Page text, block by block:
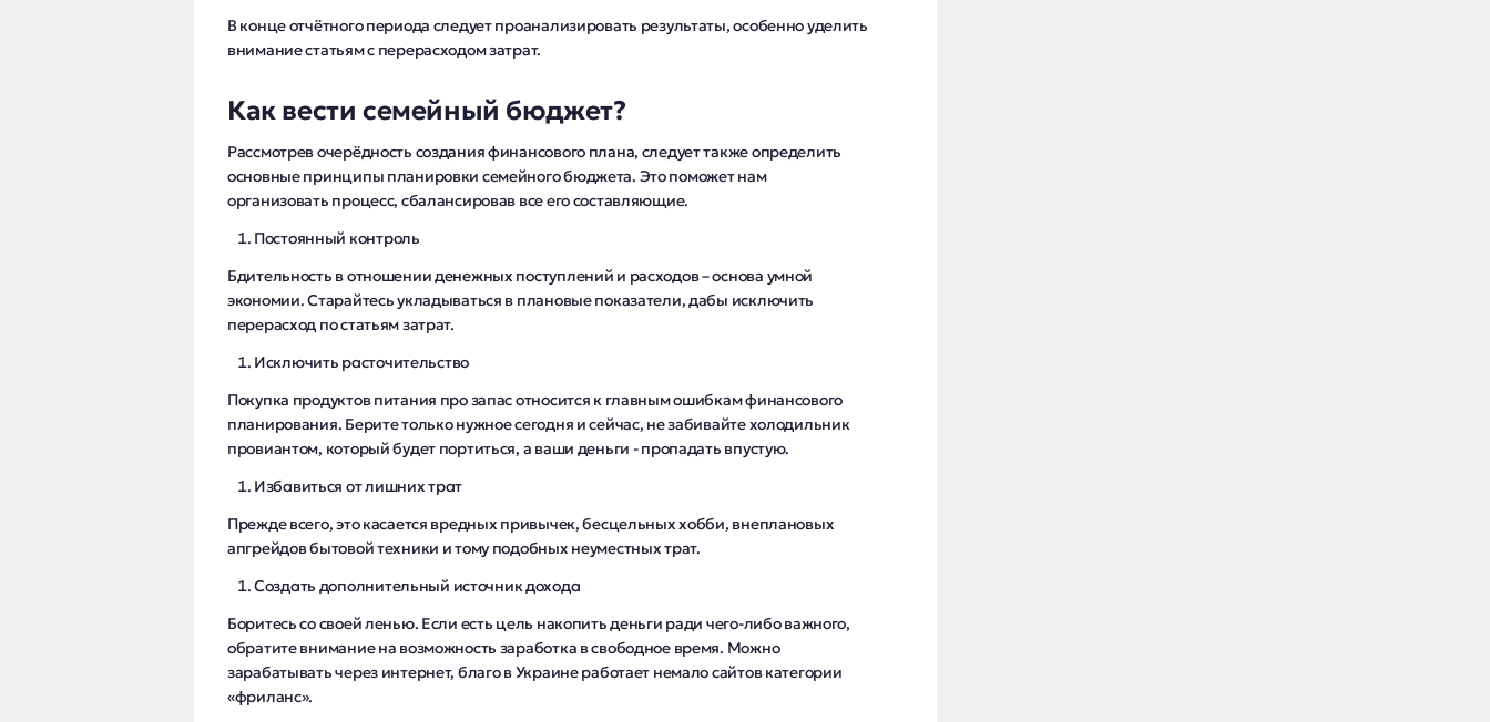
В конце отчётного периода следует проанализировать результаты, особенно уделить
внимание статьям с перерасходом затрат.
Как вести семейный бюджет?
Рассмотрев очерёдность создания финансового плана, следует также определить
основные принципы планировки семейного бюджета. Это поможет нам
организовать процесс, сбалансировав все его составляющие.
Постоянный контроль
Бдительность в отношении денежных поступлений и расходов – основа умной
экономии. Старайтесь укладываться в плановые показатели, дабы исключить
перерасход по статьям затрат.
Исключить расточительство
Покупка продуктов питания про запас относится к главным ошибкам финансового
планирования. Берите только нужное сегодня и сейчас, не забивайте холодильник
провиантом, который будет портиться, а ваши деньги - пропадать впустую.
Избавиться от лишних трат
Прежде всего, это касается вредных привычек, бесцельных хобби, внеплановых
апгрейдов бытовой техники и тому подобных неуместных трат.
Создать дополнительный источник дохода
Боритесь со своей ленью. Если есть цель накопить деньги ради чего-либо важного,
обратите внимание на возможность заработка в свободное время. Можно
зарабатывать через интернет, благо в Украине работает немало сайтов категории
«фриланс».